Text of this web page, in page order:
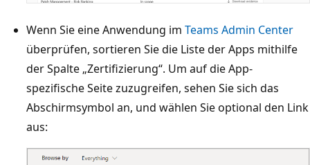
Wenn Sie eine Anwendung im Teams Admin Center
überprüfen, sortieren Sie die Liste der Apps mithilfe
der Spalte „Zertifizierung“. Um auf die App-
spezifische Seite zuzugreifen, sehen Sie sich das
Abschirmsymbol an, und wählen Sie optional den Link
aus: